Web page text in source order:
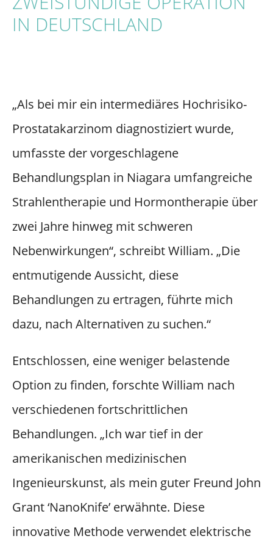
IN DEUTSCHLAND
„Als bei mir ein intermediäres Hochrisiko-
Prostatakarzinom diagnostiziert wurde,
umfasste der vorgeschlagene
Behandlungsplan in Niagara umfangreiche
Strahlentherapie und Hormontherapie über
zwei Jahre hinweg mit schweren
Nebenwirkungen“, schreibt William. „Die
entmutigende Aussicht, diese
Behandlungen zu ertragen, führte mich
dazu, nach Alternativen zu suchen.“
Entschlossen, eine weniger belastende
Option zu finden, forschte William nach
verschiedenen fortschrittlichen
Behandlungen. „Ich war tief in der
amerikanischen medizinischen
Ingenieurskunst, als mein guter Freund John
Grant ‘NanoKnife’ erwähnte. Diese
innovative Methode verwendet elektrische